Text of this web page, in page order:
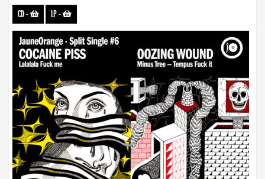
CD- LP-